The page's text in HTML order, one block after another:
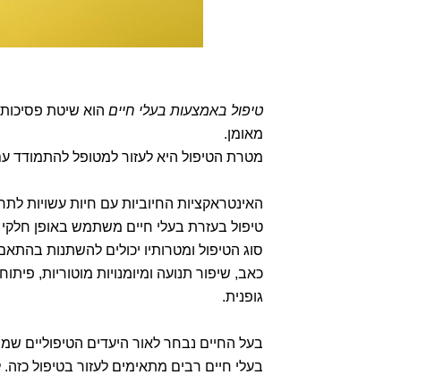
טיפול באמצעות בעלי חיים הוא שיטת
מאומן.
מטרת הטיפול היא לעזור למטופל להתמודד
האינטראקציות החיוביות עם חיות עשויות
טיפול בעזרת בעלי חיים משתמש באופן
סוג הטיפול ומטרותיו יכולים להשתנות
כאב, שיפור תנועה ומיומנויות מוטוריות,
גופנית.
בעל החיים נבחר לאור היעדים הטיפוליים
בעלי חיים רבים מתאימים לעזור בטיפול